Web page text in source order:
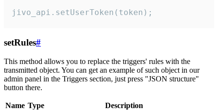
jivo_api.setUserToken(token);
setRules#
This method allows you to replace the triggers' rules with the
transmitted object. You can get an example of such object in our
admin panel in the Triggers section, just press "JSON structure"
button there.
Name Type
Description